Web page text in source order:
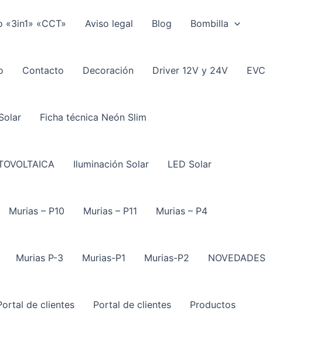
«3in1» «CCT» Aviso legal Blog Bombilla
Contacto Decoración Driver 12V y 24V EVC
Ficha técnica Neón Slim
Iluminación Solar LED Solar
Murias – P10 Murias – P11 Murias – P4
Murias P-3 Murias-P1 Murias-P2 NOVEDADES
de clientes Portal de clientes Productos